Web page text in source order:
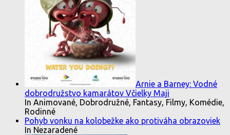
Arnie a Barney: Vodné
dobrodružstvo kamarátov Včielky Maji
In Animované, Dobrodružné, Fantasy, Filmy, Komédie,
Rodinné
Pohyb vonku na kolobežke ako protiváha obrazoviek
In Nezaradené